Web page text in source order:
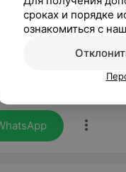
осталась довольна. Советую всем.
сроках и порядке
ознакомиться с